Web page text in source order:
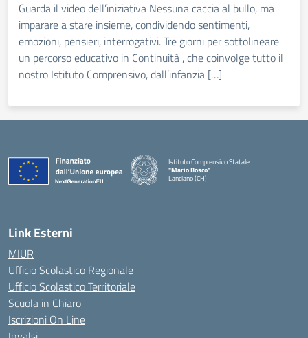
Guarda il video dell’iniziativa Nessuna caccia al bullo, ma
imparare a stare insieme, condividendo sentimenti,
emozioni, pensieri, interrogativi. Tre giorni per sottolineare
un percorso educativo in Continuità , che coinvolge tutto il
nostro Istituto Comprensivo, dall’infanzia […]
Istituto Comprensivo Statale
"Mario Bosco"
Lanciano (CH)
Link Esterni
MIUR
Ufficio Scolastico Regionale
Ufficio Scolastico Territoriale
Scuola in Chiaro
Iscrizioni On Line